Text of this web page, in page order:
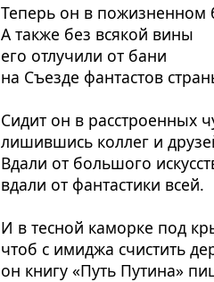
Теперь он в пожизненном
А также без всякой вины
его отлучили от бани
на Съезде фантастов
Сидит он в расстроенных
лишившись коллег и
Вдали от большого
вдали от фантастики всей.
И в тесной каморке под
чтоб с имиджа счистить
он книгу «Путь Путина»